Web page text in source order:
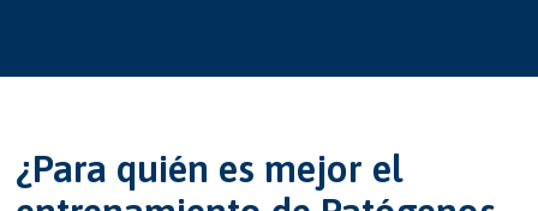
¿Para quién es mejor el